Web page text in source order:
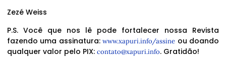
Zezé Weiss
P.S. Você que nos lê pode fortalecer nossa Revista
fazendo uma assinatura:www.xapuri.info/assine ou doando
qualquer valor pelo PIX: contato@xapuri.info. Gratidão!